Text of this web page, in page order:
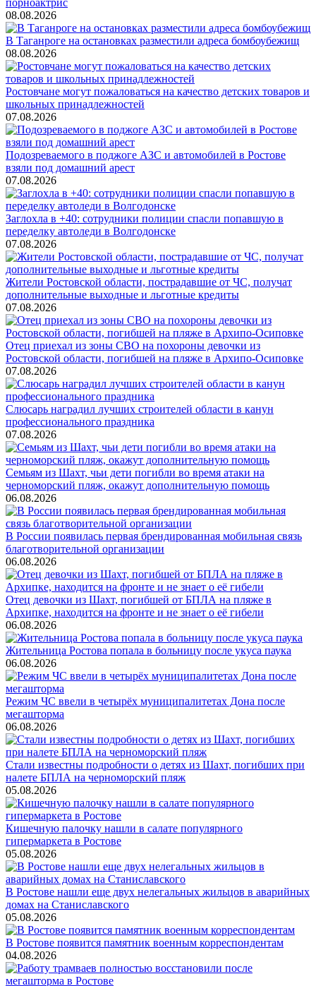
08.08.2026
В Таганроге на остановках разместили адреса бомбоубежищ
08.08.2026
Ростовчане могут пожаловаться на качество детских товаров и
школьных принадлежностей
07.08.2026
Подозреваемого в поджоге АЗС и автомобилей в Ростове
взяли под домашний арест
07.08.2026
Заглохла в +40: сотрудники полиции спасли попавшую в
переделку автоледи в Волгодонске
07.08.2026
Жители Ростовской области, пострадавшие от ЧС, получат
дополнительные выходные и льготные кредиты
07.08.2026
Отец приехал из зоны СВО на похороны девочки из
Ростовской области, погибшей на пляже в Архипо-Осиповке
07.08.2026
Слюсарь наградил лучших строителей области в канун
профессионального праздника
07.08.2026
Семьям из Шахт, чьи дети погибли во время атаки на
черноморский пляж, окажут дополнительную помощь
06.08.2026
В России появилась первая брендированная мобильная связь
благотворительной организации
06.08.2026
Отец девочки из Шахт, погибшей от БПЛА на пляже в
Архипке, находится на фронте и не знает о её гибели
06.08.2026
Жительница Ростова попала в больницу после укуса паука
06.08.2026
Режим ЧС ввели в четырёх муниципалитетах Дона после
мегашторма
06.08.2026
Стали известны подробности о детях из Шахт, погибших при
налете БПЛА на черноморский пляж
05.08.2026
Кишечную палочку нашли в салате популярного
гипермаркета в Ростове
05.08.2026
В Ростове нашли еще двух нелегальных жильцов в аварийных
домах на Станиславского
05.08.2026
В Ростове появится памятник военным корреспондентам
04.08.2026